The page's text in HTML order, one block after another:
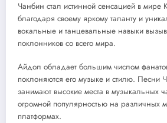
Чанбин стал истинной сенсацией в мире
благодаря своему яркому таланту и
вокальные и танцевальные навыки
поклонников со всего мира.
Айдол обладает большим числом
поклоняются его музыке и стилю. Песни
занимают высокие места в музыкальных
огромной популярностью на различных
платформах.